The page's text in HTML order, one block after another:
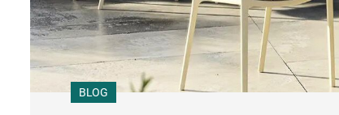
BLOG